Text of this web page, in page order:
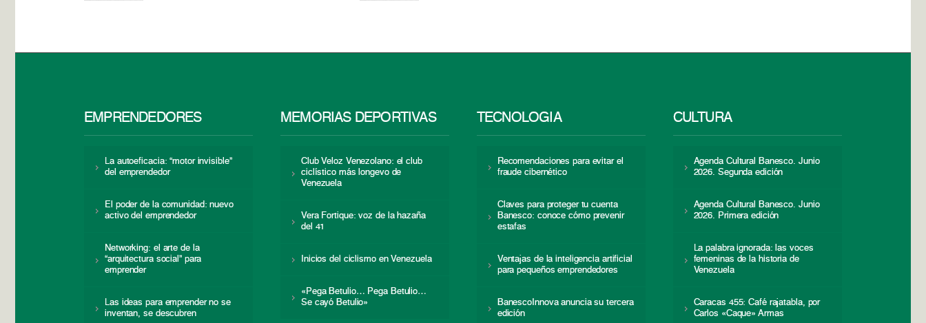
EMPRENDEDORES
La autoeficacia: “motor invisible”
del emprendedor
El poder de la comunidad: nuevo
activo del emprendedor
Networking: el arte de la
“arquitectura social” para
emprender
Las ideas para emprender no se
inventan, se descubren
MEMORIAS DEPORTIVAS
Club Veloz Venezolano: el club
ciclístico más longevo de
Venezuela
Vera Fortique: voz de la hazaña
del 41
Inicios del ciclismo en Venezuela
«Pega Betulio… Pega Betulio…
Se cayó Betulio»
TECNOLOGÍA
Recomendaciones para evitar el
fraude cibernético
Claves para proteger tu cuenta
Banesco: conoce cómo prevenir
estafas
Ventajas de la inteligencia artificial
para pequeños emprendedores
BanescoInnova anuncia su tercera
edición
CULTURA
Agenda Cultural Banesco. Junio
2026. Segunda edición
Agenda Cultural Banesco. Junio
2026. Primera edición
La palabra ignorada: las voces
femeninas de la historia de
Venezuela
Caracas 455: Café rajatabla, por
Carlos «Caque» Armas